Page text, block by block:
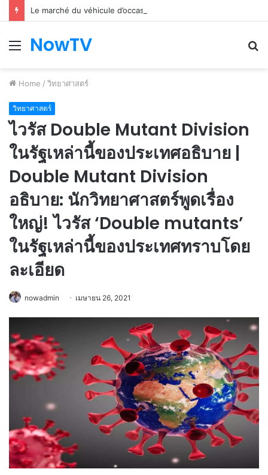
Le marché du véhicule d’occasion en plein essor
Menu
NowTV
Home / วิทยาศาสตร์
วิทยาศาสตร์
ไวรัส Double Mutant Division
ในรัฐเหล่านี้ของประเทศอธิบาย |
Double Mutant Division
อธิบาย: นักวิทยาศาสตร์พูดเรื่อง
ใหญ่! ไวรัส ‘Double mutants’
ในรัฐเหล่านี้ของประเทศทราบโดย
ละเอียด
nowadmin เมษายน 26, 2021